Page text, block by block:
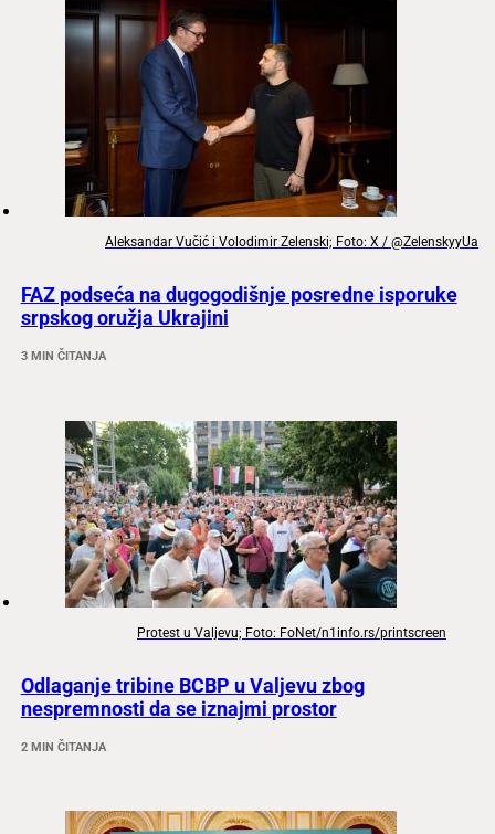
Aleksandar Vučić i Volodimir Zelenski; Foto: X / @ZelenskyyUa
FAZ podseća na dugogodišnje posredne isporuke
srpskog oružja Ukrajini
3 MIN ČITANJA
Protest u Valjevu; Foto: FoNet/n1info.rs/printscreen
Odlaganje tribine BCBP u Valjevu zbog
nespremnosti da se iznajmi prostor
2 MIN ČITANJA